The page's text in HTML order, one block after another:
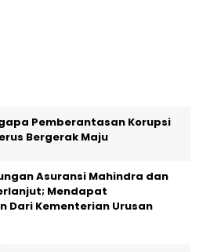
Pemberantasan Korupsi
Bergerak Maju
Asuransi Mahindra dan
Mendapat
Dari Kementerian Urusan